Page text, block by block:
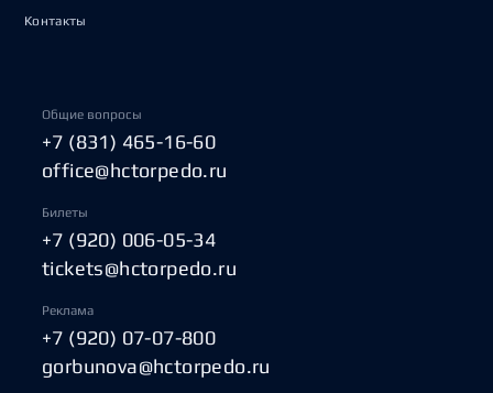
Контакты
Общие вопросы
+7 (831) 465-16-60
office@hctorpedo.ru
Билеты
+7 (920) 006-05-34
tickets@hctorpedo.ru
Реклама
+7 (920) 07-07-800
gorbunova@hctorpedo.ru